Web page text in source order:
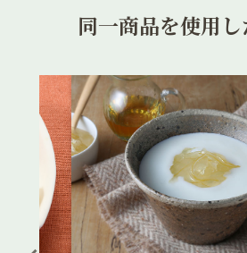
同一商品を使用